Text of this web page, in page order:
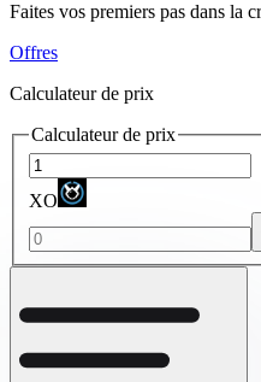
Faites vos premiers pas dans la
Offres
Calculateur de prix
Calculateur de prix
XO